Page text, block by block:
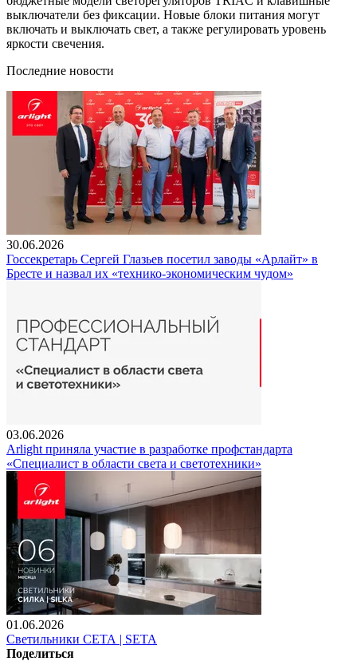
выключатели без фиксации. Новые блоки питания могут
включать и выключать свет, а также регулировать уровень
яркости свечения.
Последние новости
30.06.2026
Госсекретарь Сергей Глазьев посетил заводы «Арлайт» в
Бресте и назвал их «технико-экономическим чудом»
03.06.2026
Arlight приняла участие в разработке профстандарта
«Специалист в области света и светотехники»
01.06.2026
Светильники СЕТА | SETA
Поделиться